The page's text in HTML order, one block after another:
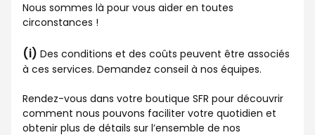
Nous sommes là pour vous aider en toutes
circonstances !
(i) Des conditions et des coûts peuvent être associés
à ces services. Demandez conseil à nos équipes.
Rendez-vous dans votre boutique SFR pour découvrir
comment nous pouvons faciliter votre quotidien et
obtenir plus de détails sur l’ensemble de nos